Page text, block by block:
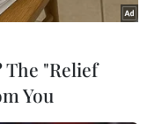
Chile
The "Relief
You